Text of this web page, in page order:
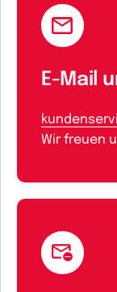
E-Mail
Wir freuen